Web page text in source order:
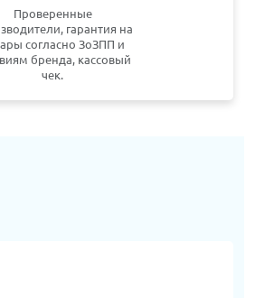
Проверенные
гарантия на
согласно ЗоЗПП и
бренда, кассовый
чек.